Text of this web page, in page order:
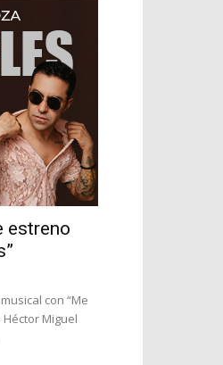
estreno
con “Me
Miguel